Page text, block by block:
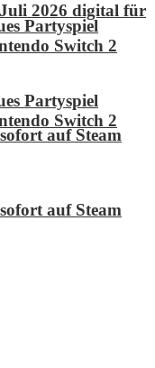
Partyspiel
Switch 2
auf Steam
2026 digital für
Partyspiel
Switch 2
auf Steam